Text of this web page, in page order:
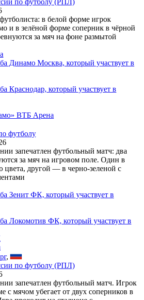
ВТБ Арена
футболу
,
по футболу (РПЛ)